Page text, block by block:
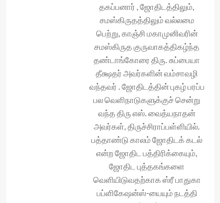
தகப்பனார் , ஜோதிடத்திலும்,
சமஸ்கிருதத்திலும் வல்லமை
பெற்று, காஞ்சி மகாமுனிவரின்
சமஸ்கிருத குருவாகத்திகழ்ந்த
தண்டாங்கோரை திரு. சுப்பையா
தீக்ஷதர் அவர்களின் வம்சாவழி
வந்தவர் . ஜோதிடத்தின் புகழ் பரப்ப
பல வெளிநாடுகளுக்குச் சென்று
வந்த திரு எஸ். வைத்யநாதன்
அவர்கள், திருச்சிராப்பள்ளியில்.
பத்தாண்டு காலம் ஜோதிடக் கடல்
என்ற ஜோதிட பத்திரிக்கையும்,
ஜோதிட புத்தகங்களை
வெளியிடுவதற்காக ஸ்ரீ பாதுகா
பப்ளிகேஷன்ஸ்-யையும் நடத்தி